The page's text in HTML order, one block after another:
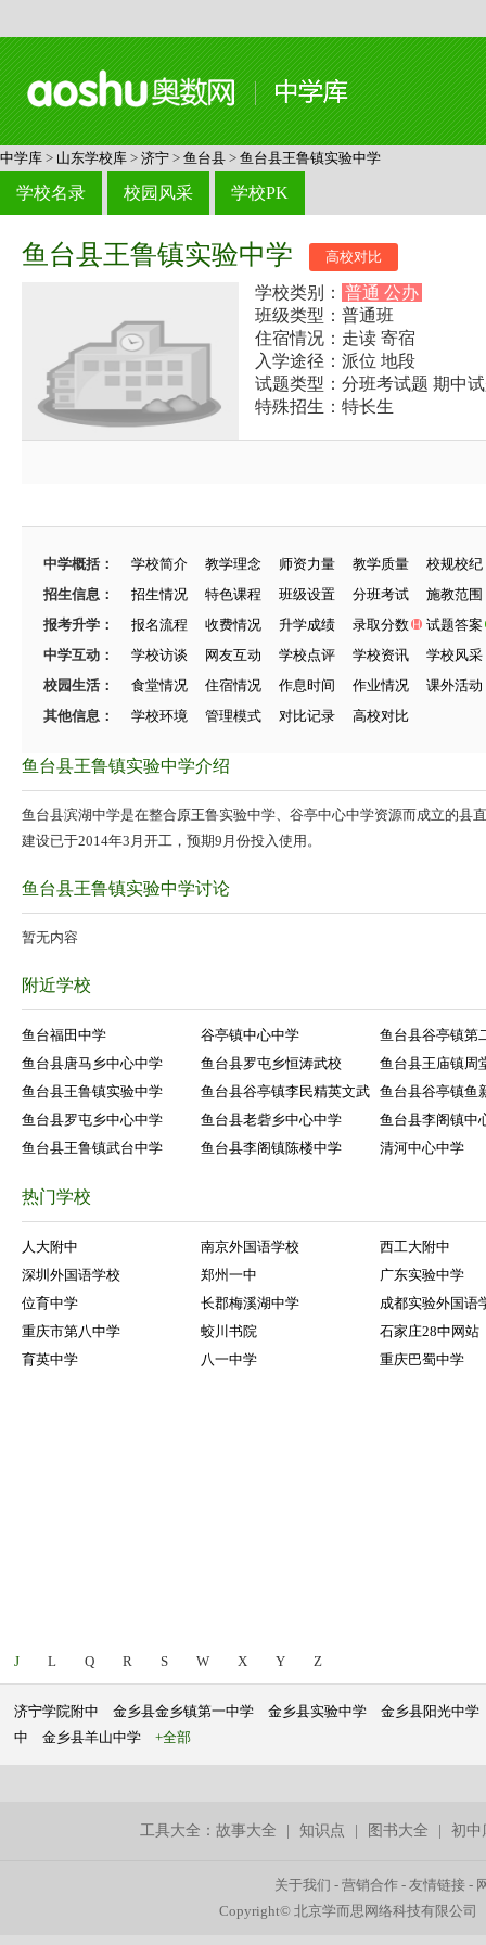
中学库 > 山东学校库 > 济宁 > 鱼台县 > 鱼台县王鲁镇实验中学
学校名录 校园风采 学校PK
鱼台县王鲁镇实验中学 高校对比
学校类别： 普通 公办
班级类型：普通班
住宿情况：走读 寄宿
入学途径：派位 地段
试题类型：分班考试题 期中
特殊招生：特长生
中学概括： 学校简介 教学理念 师资力量 教学质量
校规校纪
招生信息：
招生情况 特色课程 班级设置 分班考试
施教范围
报考升学：
报名流程 收费情况 升学成绩 录取分数
试题答案
中学互动：
学校访谈 网友互动 学校点评 学校资讯
学校风采
校园生活：
食堂情况 住宿情况 作息时间 作业情况
课外活动
其他信息：
学校环境 管理模式 对比记录 高校对比
鱼台县王鲁镇实验中学介绍
鱼台县滨湖中学是在整合原王鲁实验中学、谷亭中心中学资源而成立的县
建设已于2014年3月开工，预期9月份投入使用。
鱼台县王鲁镇实验中学讨论
暂无内容
附近学校
鱼台福田中学 谷亭镇中心中学
鱼台县谷亭镇第
鱼台县唐马乡中心中学
鱼台县罗屯乡恒涛武校
鱼台县王庙镇周
鱼台县王鲁镇实验中学
鱼台县谷亭镇李民精英文武 鱼台县谷亭镇鱼
鱼台县罗屯乡中心中学
鱼台县老砦乡中心中学
鱼台县李阁镇中
鱼台县王鲁镇武台中学
鱼台县李阁镇陈楼中学 清河中心中学
热门学校
人大附中 南京外国语学校
西工大附中
深圳外国语学校
郑州一中
广东实验中学
位育中学
长郡梅溪湖中学
成都实验外国语
重庆市第八中学
蛟川书院
石家庄28中网站
育英中学
八一中学 重庆巴蜀中学
J L Q R S W X Y Z
济宁学院附中 金乡县金乡镇第一中学 金乡县实验中学
金乡县阳光中学
中
金乡县羊山中学 +全部
工具大全：故事大全 |知识点 图书大全 |初中
关于我们 -营销合作 -友情链接 -
Copyright© 北京学而思网络科技有限公司